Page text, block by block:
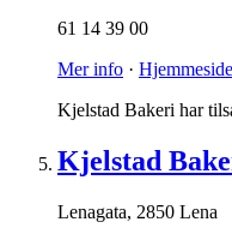
61 14 39 00
Mer info · Hjemmeside
Kjelstad Bakeri har
Kjelstad
Lenagata, 2850 Lena